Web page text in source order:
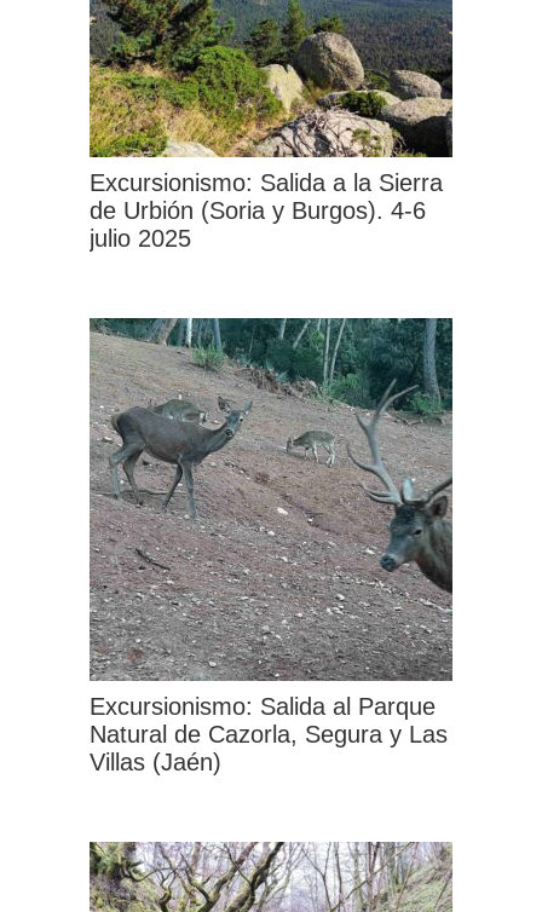
pueden
elegir
en
la
página
de
Excursionismo: Salida a la Sierra
de Urbión (Soria y Burgos). 4-6
julio 2025
producto
tiene
múltiples
variantes.
Las
opciones
se
pueden
elegir
en
la
página
de
Excursionismo: Salida al Parque
Natural de Cazorla, Segura y Las
Villas (Jaén)
producto
tiene